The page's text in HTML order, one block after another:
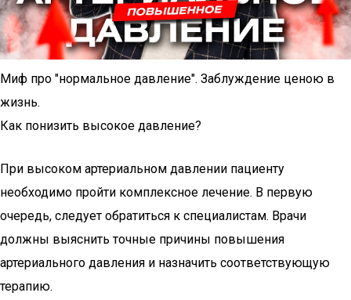
Миф про "нормальное давление". Заблуждение ценою в
жизнь.
Как понизить высокое давление?
При высоком артериальном давлении пациенту
необходимо пройти комплексное лечение. В первую
очередь, следует обратиться к специалистам. Врачи
должны выяснить точные причины повышения
артериального давления и назначить соответствующую
терапию.